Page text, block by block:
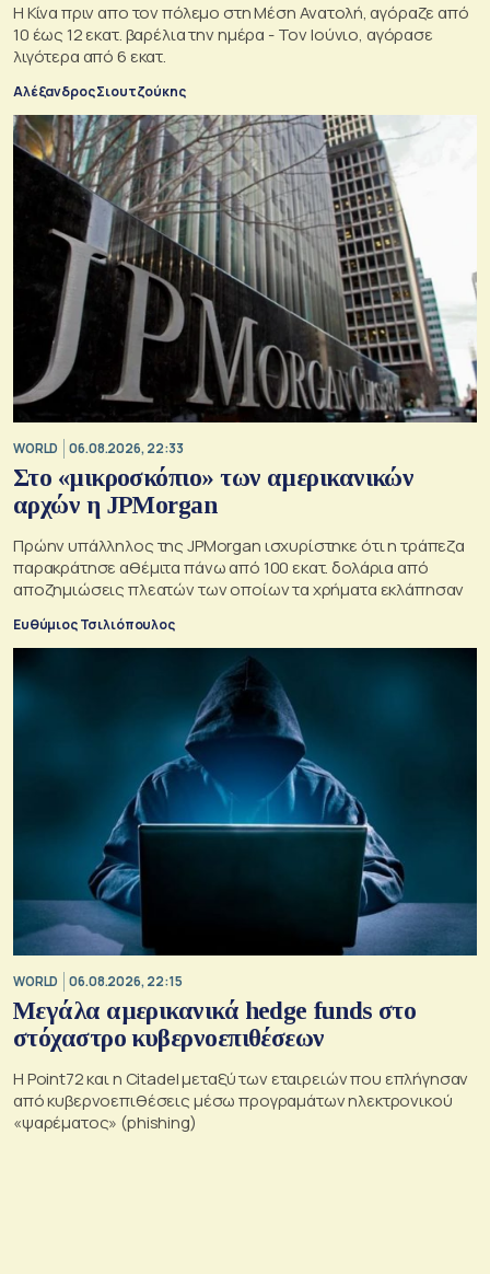
Η Κίνα πριν απο τον πόλεμο στη Μέση Ανατολή, αγόραζε από
10 έως 12 εκατ. βαρέλια την ημέρα - Τον Ιούνιο, αγόρασε
λιγότερα από 6 εκατ.
Αλέξανδρος Σιουτζούκης
WORLD 06.08.2026, 22:33
Στο «μικροσκόπιο» των αμερικανικών
αρχών η JPMorgan
Πρώην υπάλληλος της JPMorgan ισχυρίστηκε ότι η τράπεζα
παρακράτησε αθέμιτα πάνω από 100 εκατ. δολάρια από
αποζημιώσεις πλεατών των οποίων τα χρήματα εκλάπησαν
Ευθύμιος Τσιλιόπουλος
WORLD 06.08.2026, 22:15
Μεγάλα αμερικανικά hedge funds στο
στόχαστρο κυβερνοεπιθέσεων
Η Point72 και η Citadel μεταξύ των εταιρειών που επλήγησαν
από κυβερνοεπιθέσεις μέσω προγραμάτων ηλεκτρονικού
«ψαρέματος» (phishing)